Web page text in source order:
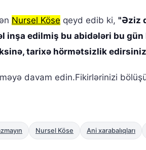
Nursel Köse qeyd edib ki, "Əziz
inşa edilmiş bu abidələri bu
tarixə hörmətsizlik
davam edin.Fikirlərinizi
Nursel Köse Ani xarabalıqları